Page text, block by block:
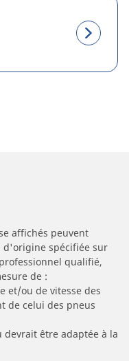
affichés peuvent
spécifiée sur
qualifié,
de :
et/ou de vitesse des
de celui des pneus
être adaptée à la